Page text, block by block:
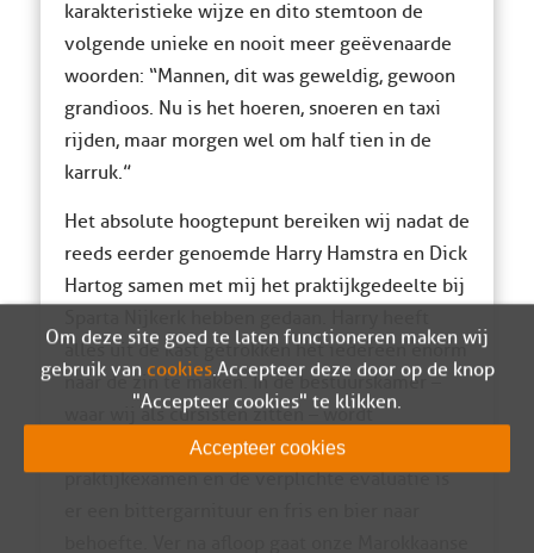
karakteristieke wijze en dito stemtoon de
volgende unieke en nooit meer geëvenaarde
woorden: “Mannen, dit was geweldig, gewoon
grandioos. Nu is het hoeren, snoeren en taxi
rijden, maar morgen wel om half tien in de
karruk.”
Het absolute hoogtepunt bereiken wij nadat de
reeds eerder genoemde Harry Hamstra en Dick
Hartog samen met mij het praktijkgedeelte bij
alles uit de kast getrokken het iedereen enorm
naar de zin te maken. In de bestuurskamer –
waar wij als cursisten zitten – wordt
getrakteerd op koffie met Oma’s cake. Na het
praktijkexamen en de verplichte evaluatie is
Om deze site goed te laten functioneren maken wij
gebruik van cookies. Accepteer deze door op de knop
"Accepteer cookies" te klikken.
Accepteer cookies